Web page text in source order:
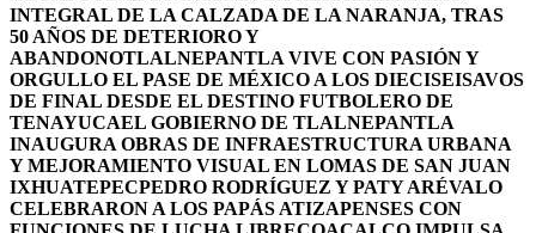
INTEGRAL DE LA CALZADA DE LA NARANJA, TRAS
50 AÑOS DE DETERIORO Y
ABANDONOTLALNEPANTLA VIVE CON PASIÓN Y
ORGULLO EL PASE DE MÉXICO A LOS DIECISEISAVOS
DE FINAL DESDE EL DESTINO FUTBOLERO DE
TENAYUCAEL GOBIERNO DE TLALNEPANTLA
INAUGURA OBRAS DE INFRAESTRUCTURA URBANA
Y MEJORAMIENTO VISUAL EN LOMAS DE SAN JUAN
IXHUATEPECPEDRO RODRÍGUEZ Y PATY ARÉVALO
CELEBRARON A LOS PAPÁS ATIZAPENSES CON